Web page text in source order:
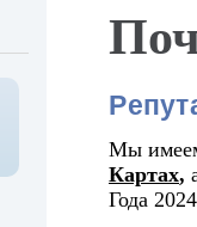
Мы
Картах,
Года